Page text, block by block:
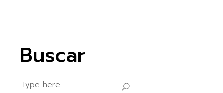
Buscar
Search
for: